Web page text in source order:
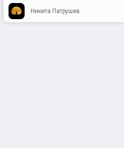
Никита Патрушев